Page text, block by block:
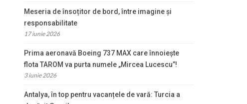
Meseria de însoțitor de bord, între imagine și
responsabilitate
17 iunie 2026
Prima aeronavă Boeing 737 MAX care înnoiește
flota TAROM va purta numele „Mircea Lucescu”!
3 iunie 2026
Antalya, în top pentru vacanțele de vară: Turcia a